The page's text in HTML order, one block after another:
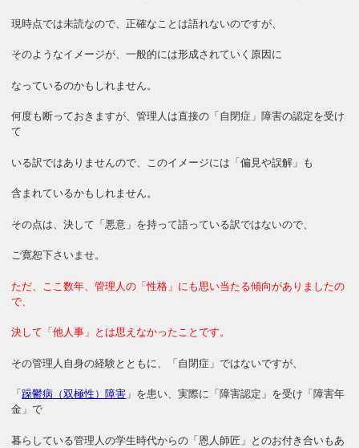
現時点では未読なので、正確なことは語れないのですが、
そのようなイメージが、一般的には形成されていく原因に
なっているのかもしれません。
何度も断っておきますが、管理人は直接の「自閉症」障害の認定を受け
て
いる訳ではありませんので、このイメージには「偏見や誤解」も
含まれているかもしれません。
その点は、決して「悪意」を持って語っている訳ではないので、
ご寛恕下さいませ。
ただ、ここ数年、管理人の「性格」にも思い当たる傾向がありましたの
で、
決して「他人事」とは思えなかったことです。
その管理人自身の経験とともに、「自閉症」ではないですが、
「躁鬱病（双極性）障害 」を患い、実際に「障害認定」を受け「障害年
金」で
暮らしている管理人の学生時代からの「恩人師匠」とのお付き合いもあ